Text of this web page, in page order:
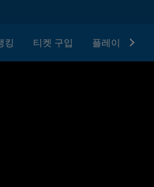
킹 티켓 구입 플레이